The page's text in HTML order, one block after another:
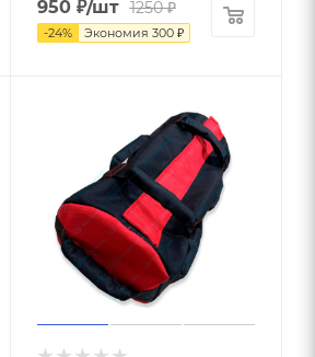
950₽/шт 1250₽
-24% Экономия 300₽